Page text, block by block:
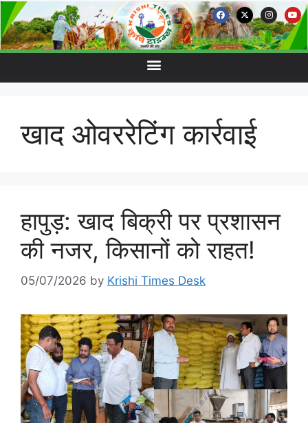
खाद ओवररेटिंग कार्रवाई
हापुड़: खाद बिक्री पर प्रशासन
की नजर, किसानों को राहत!
05/07/2026 by Krishi Times Desk